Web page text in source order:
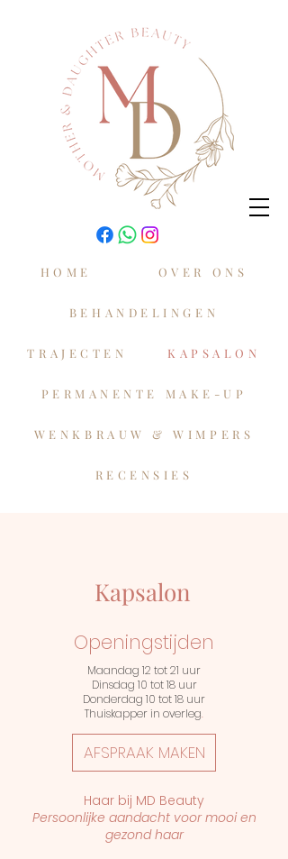
HOME OVER ONS
BEHANDELINGEN
TRAJECTEN KAPSALON
PERMANENTE MAKE-UP
WENKBRAUW & WIMPERS
RECENSIES
Kapsalon
Openingstijden
Maandag 12 tot 21 uur
Dinsdag 10 tot 18 uur
Donderdag 10 tot 18 uur
Thuiskapper in overleg.
AFSPRAAK MAKEN
Haar bij MD Beauty
Persoonlijke aandacht voor mooi en
gezond haar